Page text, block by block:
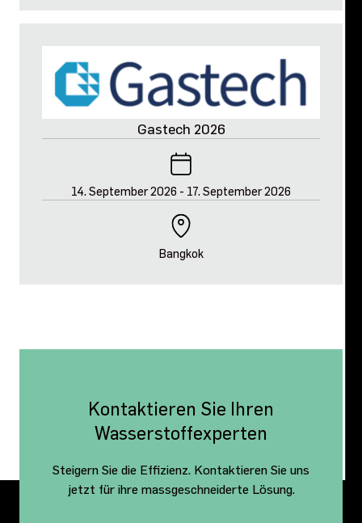
Gastech 2026
14. September 2026 - 17. September 2026
Bangkok
Kontaktieren Sie Ihren
Wasserstoffexperten
Steigern Sie die Effizienz. Kontaktieren Sie uns
jetzt für ihre massgeschneiderte Lösung.